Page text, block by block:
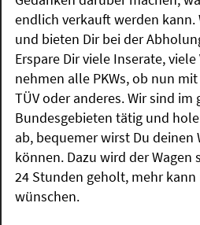
endlich verkauft werden kann.
und bieten Dir bei der
Erspare Dir viele Inserate,
nehmen alle PKWs, ob nun
TÜV oder anderes. Wir sind im
Bundesgebieten tätig und
ab, bequemer wirst Du deinen
können. Dazu wird der Wagen
24 Stunden geholt, mehr
wünschen.